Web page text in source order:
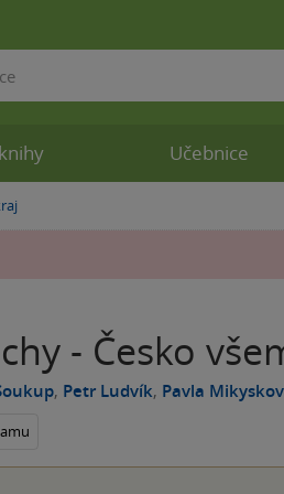
- Česko
, Petr Ludvík, Pavla
Učebnice